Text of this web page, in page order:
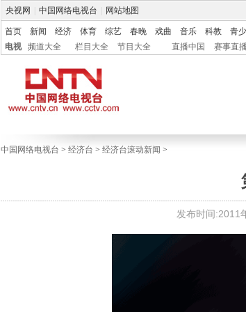
央视网 中国网络电视台 网站地图
首页 新闻 经济 体育 综艺 春晚 戏曲 音乐 科教 青少
电视
频道大全 栏目大全 节目大全 直播中国 赛事直
中国网络电视台 > 经济台 > 经济台滚动新闻 >
发布时间:2011